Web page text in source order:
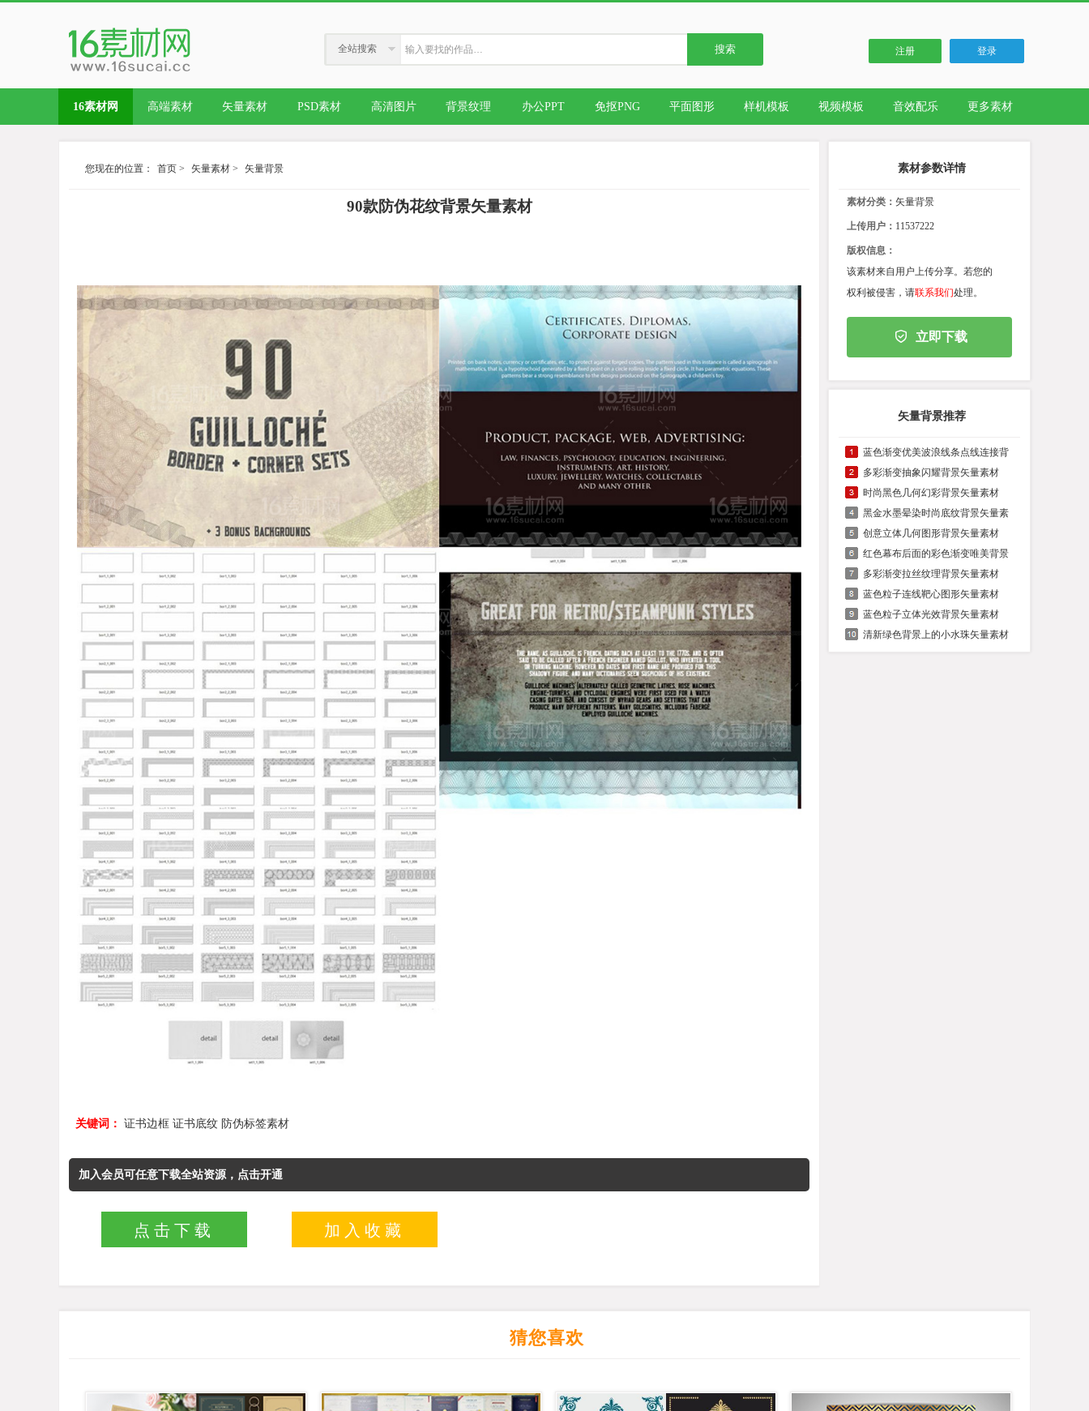
全站搜索 搜索 注册 登录
16素材网 高端素材 矢量素材 PSD素材 高清图片 背景纹理 办公PPT 免抠PNG 平面图形 样机模板 视频模板 音效配乐 更多素材
您现在的位置： 首页 > 矢量素材 > 矢量背景
90款防伪花纹背景矢量素材
关键词： 证书边框 证书底纹 防伪标签素材
加入会员可任意下载全站资源，点击开通
点击下载 加入收藏
素材参数详情
素材分类： 矢量背景
上传用户： 11537222
版权信息：
该素材来自用户上传分享。若您的
权利被侵害，请联系我们处理。
立即下载
矢量背景推荐
蓝色渐变优美波浪线条点线连接背
多彩渐变抽象闪耀背景矢量素材
时尚黑色几何幻彩背景矢量素材
黑金水墨晕染时尚底纹背景矢量素
创意立体几何图形背景矢量素材
红色幕布后面的彩色渐变唯美背景
多彩渐变拉丝纹理背景矢量素材
蓝色粒子连线靶心图形矢量素材
蓝色粒子立体光效背景矢量素材
清新绿色背景上的小水珠矢量素材
猜您喜欢